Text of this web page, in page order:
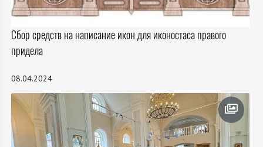
Сбор средств на написание икон для иконостаса правого
придела
08.04.2024